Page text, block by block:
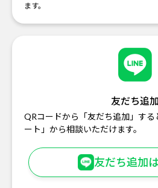
ます。
友だち追加
QRコードから「友だち追加」する
ート」から相談いただけます。
友だち追加